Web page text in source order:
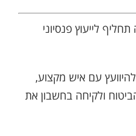
לייעוץ פנסיוני
עם איש מקצוע,
ולקיחה בחשבון את